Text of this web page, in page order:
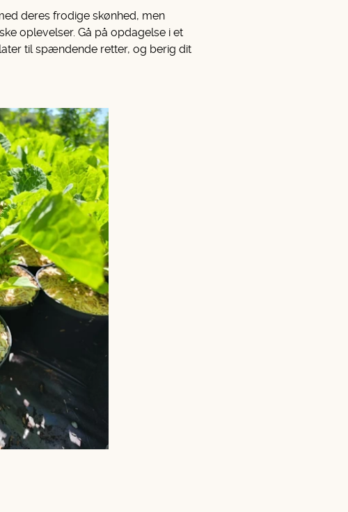
deres frodige skønhed, men
oplevelser. Gå på opdagelse i et
til spændende retter, og berig dit